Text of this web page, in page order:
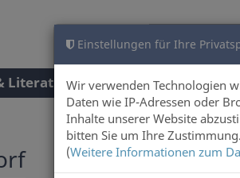
Einstellungen für Ihre
Wir verwenden Technologien
Daten wie IP-Adressen oder
Inhalte unserer Website
bitten Sie um Ihre Zustimmung.
(Weitere Informationen zum
Literatur Autoren Über